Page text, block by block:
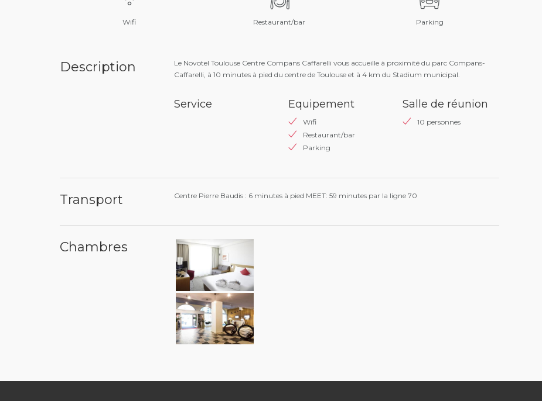
Wifi Restaurant/bar Parking
Description
Le Novotel Toulouse Centre Compans Caffarelli vous accueille à proximité du parc Compans-
Caffarelli, à 10 minutes à pied du centre de Toulouse et à 4 km du Stadium municipal.
Service Equipement
Wifi
Restaurant/bar
Parking
Salle de réunion
10 personnes
Transport Centre Pierre Baudis : 6 minutes à pied MEET: 59 minutes par la ligne 70
Chambres